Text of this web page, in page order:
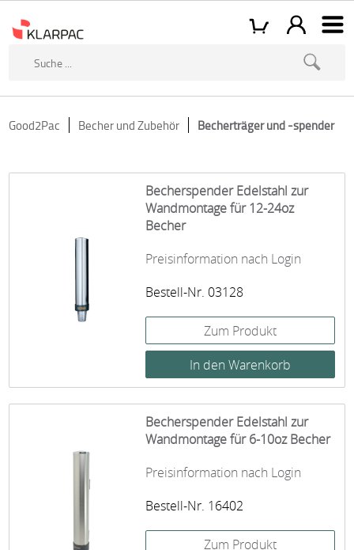
Good2Pac Becher und Zubehör Becherträger und -spender
Becherspender Edelstahl zur
Wandmontage für 12-24oz
Becher
Preisinformation nach Login
Bestell-Nr. 03128
Zum Produkt
Becherspender Edelstahl zur
Wandmontage für 6-10oz Becher
Preisinformation nach Login
Bestell-Nr. 16402
Zum Produkt